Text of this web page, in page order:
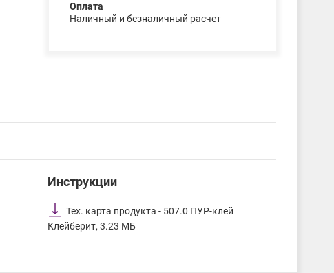
Оплата
Наличный и безналичный расчет
Инструкции
Тех. карта продукта - 507.0 ПУР-клей
Клейберит, 3.23 МБ